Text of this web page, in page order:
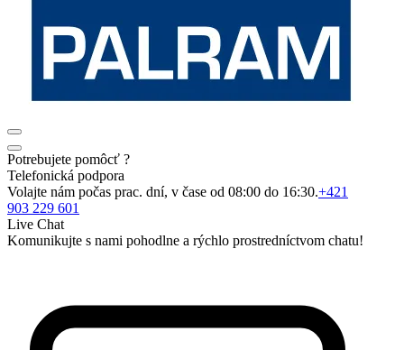
Potrebujete pomôcť ?
Telefonická podpora
Volajte nám počas prac. dní, v čase od 08:00 do 16:30.+421
903 229 601
Live Chat
Komunikujte s nami pohodlne a rýchlo prostredníctvom chatu!